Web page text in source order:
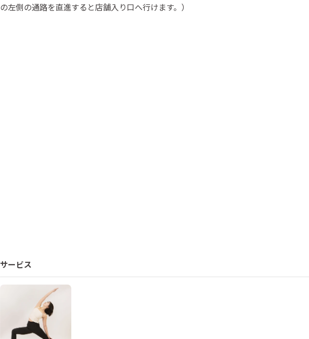
の左側の通路を直進すると店舗入り口へ行けます。）
サービス